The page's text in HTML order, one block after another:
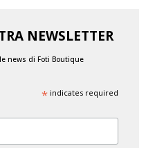
NEWSLETTER
news di Foti Boutique
*indicates required